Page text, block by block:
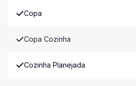
Copa
Copa Cozinha
Cozinha Planejada